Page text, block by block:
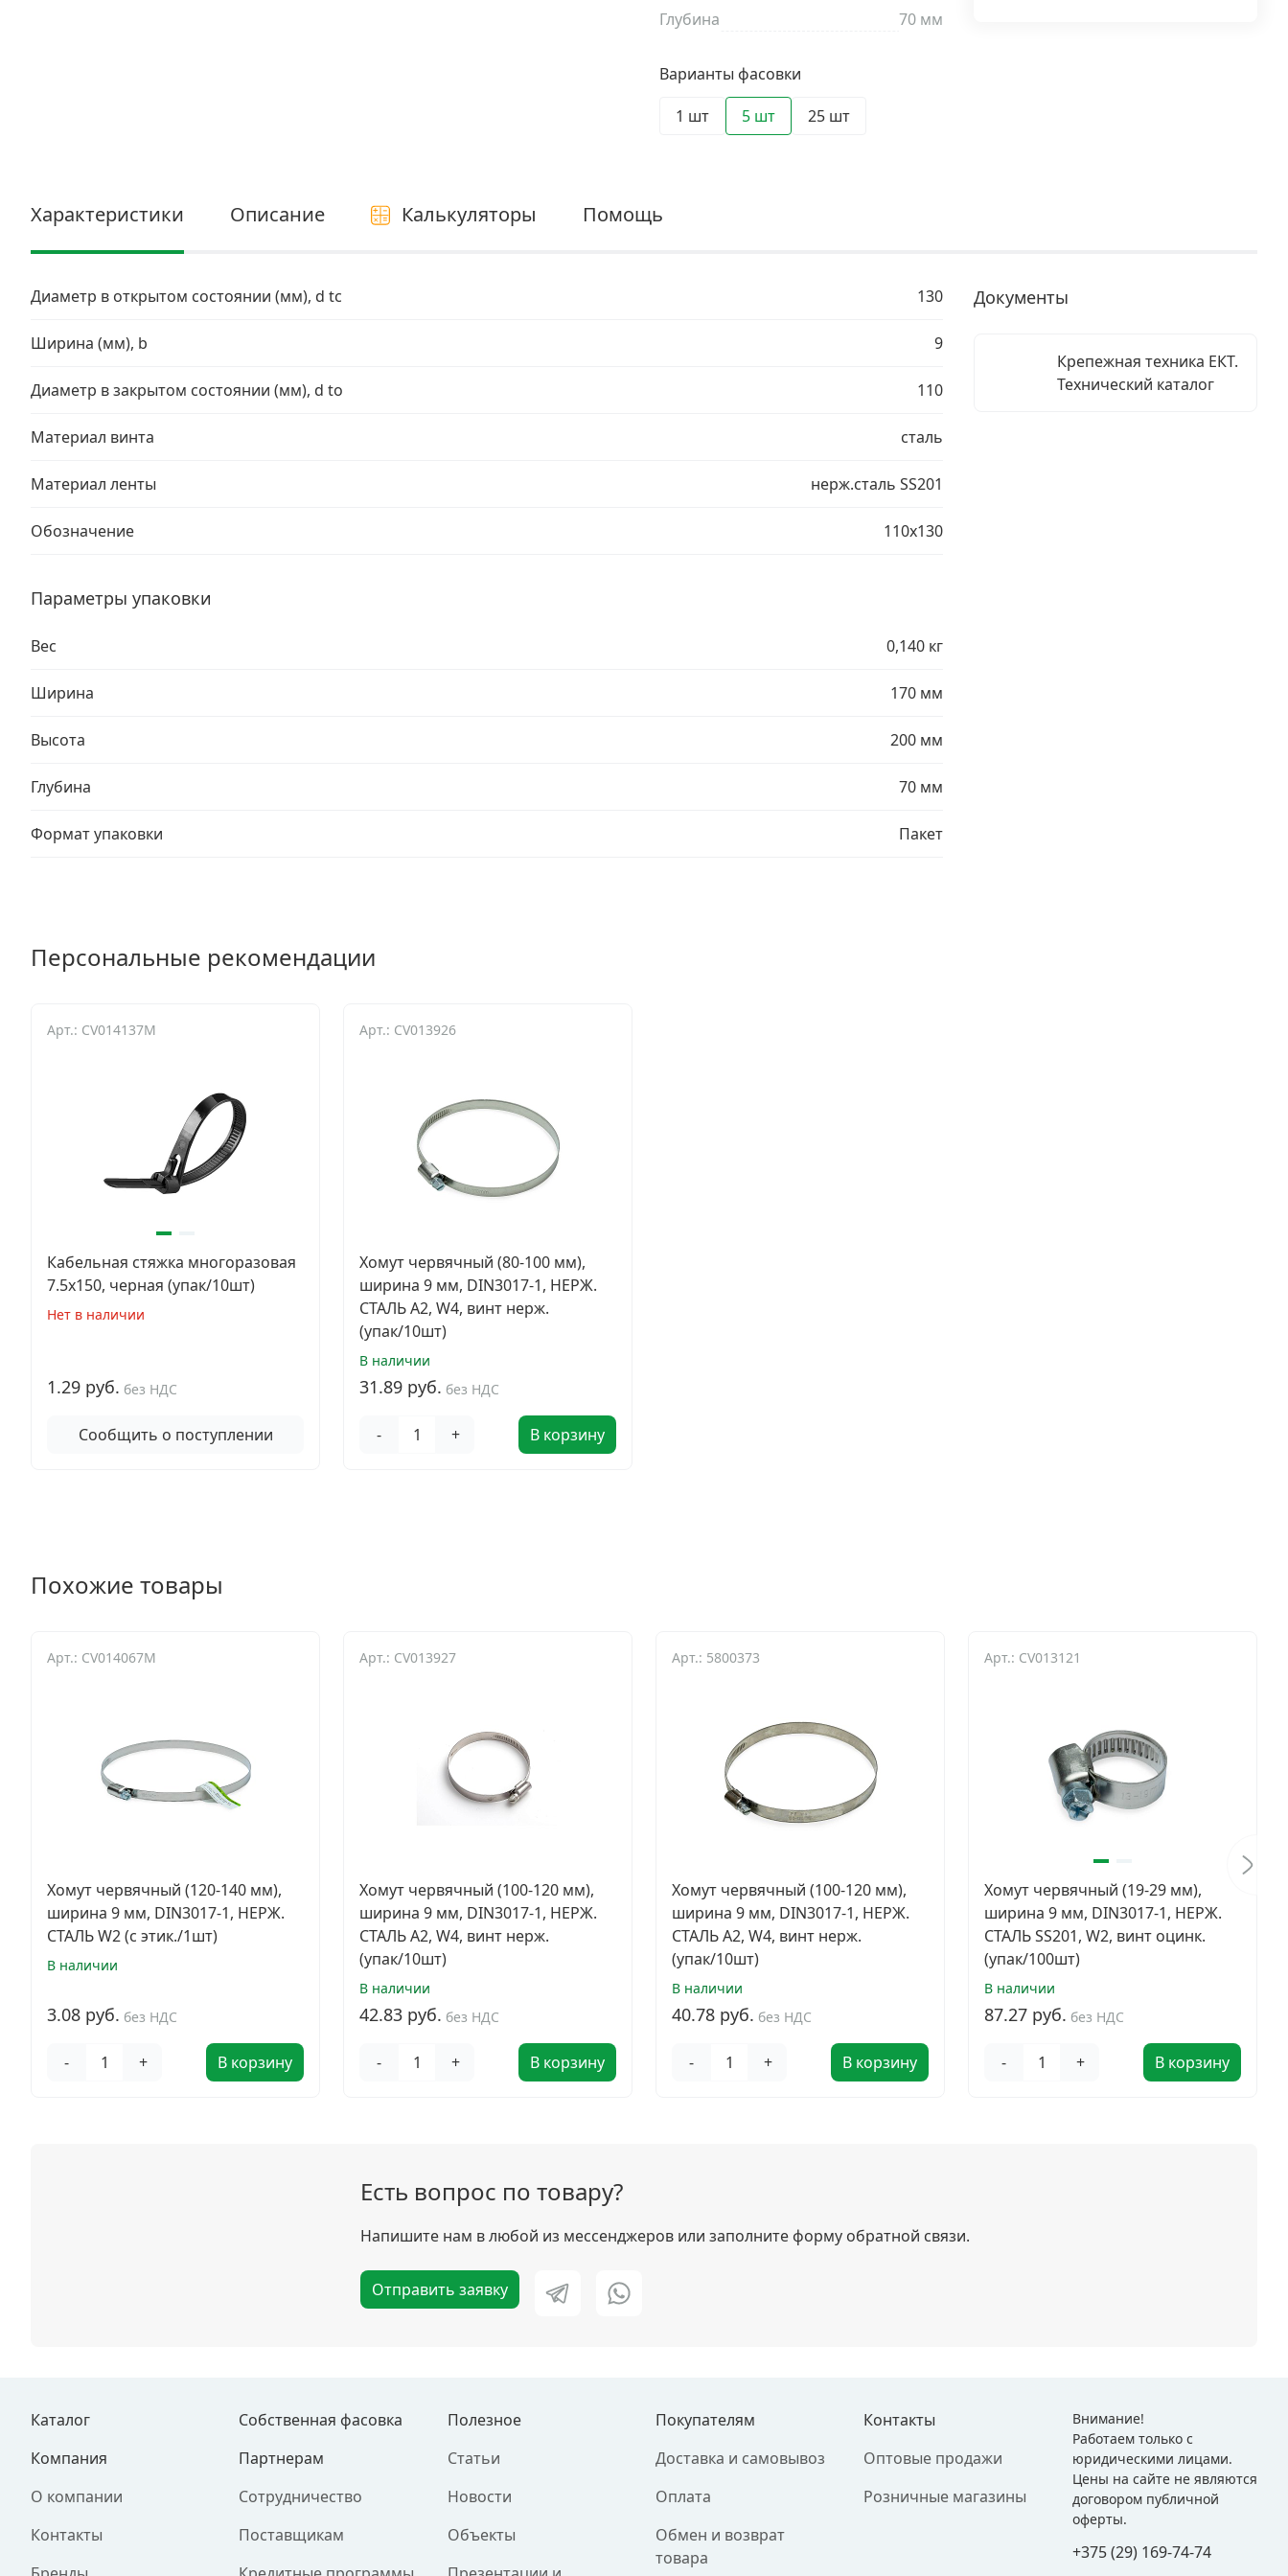
Глубина
70 мм
Варианты фасовки
1 шт
5 шт 25 шт
Характеристики Описание Калькуляторы Помощь
Диаметр в открытом состоянии (мм), d tc 130
Ширина (мм), b 9
Диаметр в закрытом состоянии (мм), d to 110
Материал винта сталь
Материал ленты нерж.сталь SS201
Обозначение 110х130
Параметры упаковки
Вес 0,140 кг
Ширина 170 мм
Высота 200 мм
Глубина 70 мм
Формат упаковки Пакет
Документы
Крепежная техника ЕКТ.
Технический каталог
Персональные рекомендации
Арт.: CV014137M
Кабельная стяжка многоразовая
7.5х150, черная (упак/10шт)
Нет в наличии
1.29 руб. без НДС
Сообщить о поступлении
Арт.: CV013926
Хомут червячный (80-100 мм),
ширина 9 мм, DIN3017-1, НЕРЖ.
СТАЛЬ A2, W4, винт нерж.
(упак/10шт)
В наличии
31.89 руб. без НДС
- + В корзину
Похожие товары
Арт.: CV014067M
Хомут червячный (120-140 мм),
ширина 9 мм, DIN3017-1, НЕРЖ.
СТАЛЬ W2 (с этик./1шт)
В наличии
3.08 руб. без НДС
- + В корзину
Арт.: CV013927
Хомут червячный (100-120 мм),
ширина 9 мм, DIN3017-1, НЕРЖ.
СТАЛЬ A2, W4, винт нерж.
(упак/10шт)
В наличии
42.83 руб. без НДС
- + В корзину
Арт.: 5800373
Хомут червячный (100-120 мм),
ширина 9 мм, DIN3017-1, НЕРЖ.
СТАЛЬ A2, W4, винт нерж.
(упак/10шт)
В наличии
40.78 руб. без НДС
- + В корзину
Арт.: CV013121
Хомут червячный (19-29 мм),
ширина 9 мм, DIN3017-1, НЕРЖ.
СТАЛЬ SS201, W2, винт оцинк.
(упак/100шт)
В наличии
87.27 руб. без НДС
- + В корзину
Есть вопрос по товару?
Напишите нам в любой из мессенджеров или заполните форму обратной связи.
Отправить заявку
Каталог
Компания
О компании
Контакты
Собственная фасовка
Партнерам
Сотрудничество
Поставщикам
Полезное
Статьи
Новости
Объекты
Покупателям
Доставка и самовывоз
Оплата
Обмен и возврат
товара
Контакты
Оптовые продажи
Розничные магазины
Внимание!
Работаем только с
юридическими лицами.
Цены на сайте не являются
договором публичной
оферты.
+375 (29) 169-74-74